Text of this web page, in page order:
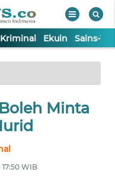
Kriminal Ekuin Sains-
Minta
WIB